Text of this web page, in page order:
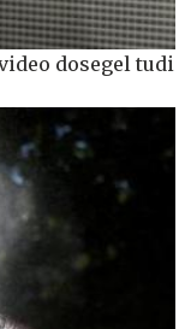
dosegel tudi